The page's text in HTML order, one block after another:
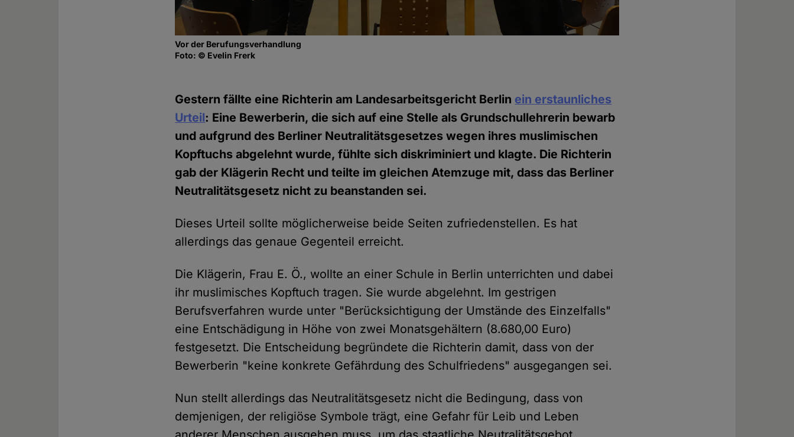
Vor der Berufungsverhandlung
Foto: © Evelin Frerk
Gestern fällte eine Richterin am Landesarbeitsgericht Berlin ein erstaunliches
Urteil: Eine Bewerberin, die sich auf eine Stelle als Grundschullehrerin bewarb
und aufgrund des Berliner Neutralitätsgesetzes wegen ihres muslimischen
Kopftuchs abgelehnt wurde, fühlte sich diskriminiert und klagte. Die Richterin
gab der Klägerin Recht und teilte im gleichen Atemzuge mit, dass das Berliner
Neutralitätsgesetz nicht zu beanstanden sei.
Dieses Urteil sollte möglicherweise beide Seiten zufriedenstellen. Es hat
allerdings das genaue Gegenteil erreicht.
Die Klägerin, Frau E. Ö., wollte an einer Schule in Berlin unterrichten und dabei
ihr muslimisches Kopftuch tragen. Sie wurde abgelehnt. Im gestrigen
Berufsverfahren wurde unter "Berücksichtigung der Umstände des Einzelfalls"
eine Entschädigung in Höhe von zwei Monatsgehältern (8.680,00 Euro)
festgesetzt. Die Entscheidung begründete die Richterin damit, dass von der
Bewerberin "keine konkrete Gefährdung des Schulfriedens" ausgegangen sei.
Nun stellt allerdings das Neutralitätsgesetz nicht die Bedingung, dass von
demjenigen, der religiöse Symbole trägt, eine Gefahr für Leib und Leben